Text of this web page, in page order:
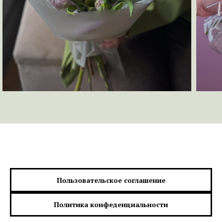
Пользовательское соглашение
Политика конфеденциальности